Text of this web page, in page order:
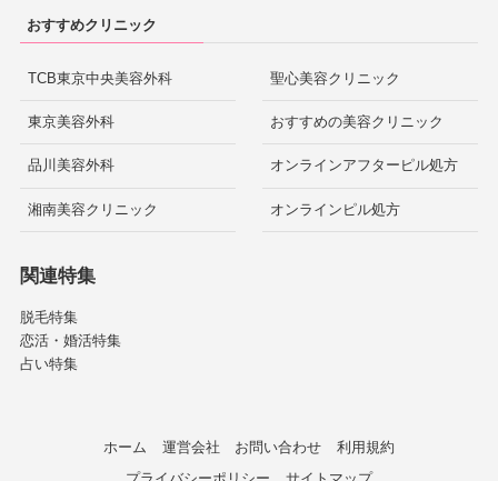
おすすめクリニック
TCB東京中央美容外科
東京美容外科
品川美容外科
湘南美容クリニック
聖心美容クリニック
おすすめの美容クリニック
オンラインアフターピル処方
オンラインピル処方
関連特集
脱毛特集
恋活・婚活特集
占い特集
ホーム 運営会社 お問い合わせ
利用規約